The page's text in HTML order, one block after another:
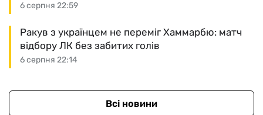
6 серпня 22:59
6 серпня 22:14
Ракув з українцем не переміг Хаммарбю: матч
відбору ЛК без забитих голів
Всі новини